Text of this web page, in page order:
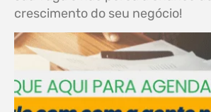
crescimento do seu negócio!